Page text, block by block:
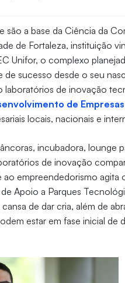
a base da Ciência da
de Fortaleza, instituição
Unifor, o complexo
sucesso desde o seu
de inovação
de
locais, nacionais e
incubadora, lounge
de inovação
empreendedorismo agita
Apoio a Parques
de dar cria, além de
estar em fase inicial de